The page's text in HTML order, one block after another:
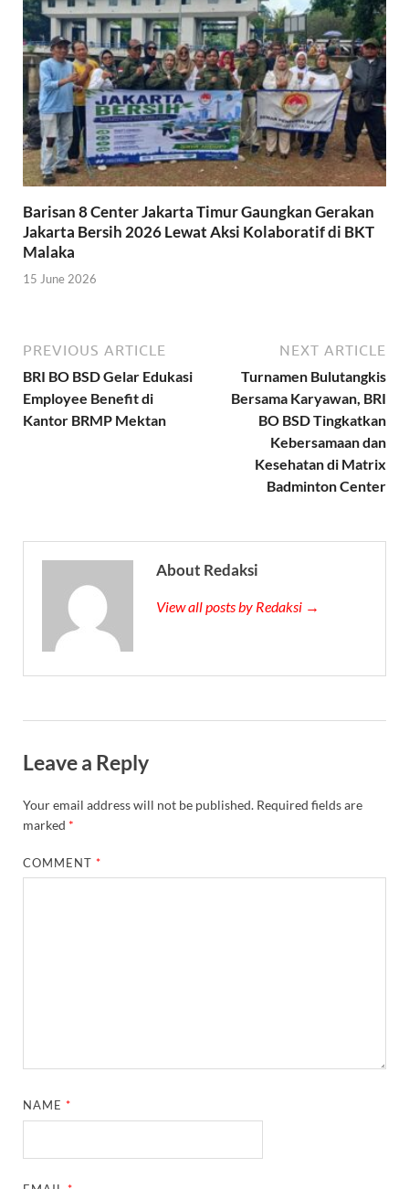
Barisan 8 Center Jakarta Timur Gaungkan Gerakan
Jakarta Bersih 2026 Lewat Aksi Kolaboratif di BKT
Malaka
15 June 2026
PREVIOUS ARTICLE
BRI BO BSD Gelar Edukasi
Employee Benefit di
Kantor BRMP Mektan
NEXT ARTICLE
Turnamen Bulutangkis
Bersama Karyawan, BRI
BO BSD Tingkatkan
Kebersamaan dan
Kesehatan di Matrix
Badminton Center
About Redaksi
View all posts by Redaksi →
Leave a Reply
Your email address will not be published. Required fields are
marked *
COMMENT*
NAME*